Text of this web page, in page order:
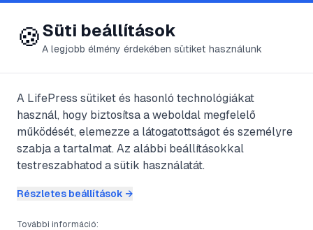
😍 LifePress
@citro
2025. április 27. · 5perc olvasás
Ősemberi
barlangrajzok
🍪Süti beállítások
A legjobb élmény érdekében sütiket használunk
A LifePress sütiket és hasonló technológiákat
használ, hogy biztosítsa a weboldal megfelelő
működését, elemezze a látogatottságot és személyre
szabja a tartalmat. Az alábbi beállításokkal
testreszabhatod a sütik használatát.
Részletes beállítások →
További információ: